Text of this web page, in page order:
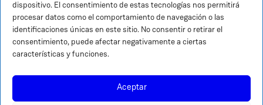
dispositivo. El consentimiento de estas tecnologías nos permitirá
procesar datos como el comportamiento de navegación o las
identificaciones únicas en este sitio. No consentir o retirar el
consentimiento, puede afectar negativamente a ciertas
características y funciones.
Aceptar
Condiciones legales | Política de privacidad
Política de cookies
| Política de calidad